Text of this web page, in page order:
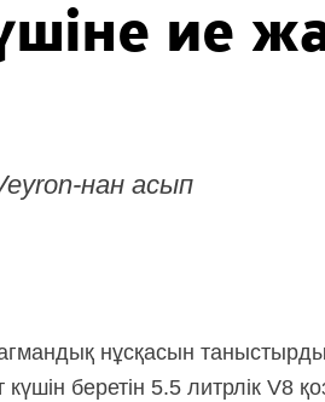
ие
нанасып
нұсқасын
беретін 5.5 литрлік V8